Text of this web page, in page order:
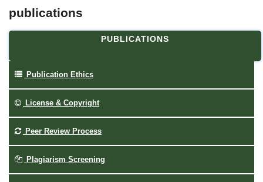
publications
PUBLICATIONS
Publication Ethics
License & Copyright
Peer Review Process
Plagiarism Screening